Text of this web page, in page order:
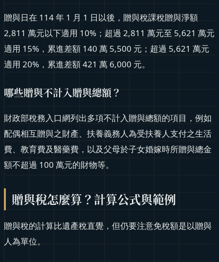
贈與日在 114 年 1 月 1 日以後，贈與稅課稅贈與淨額
2,811 萬元以下適用 10%；超過 2,811 萬元至 5,621 萬元
適用 15%，累進差額 140 萬 5,500 元；超過 5,621 萬元
適用 20%，累進差額 421 萬 6,000 元。
哪些贈與不計入贈與總額？
財政部稅務入口網列出多項不計入贈與總額的項目，例如
配偶相互贈與之財產、扶養義務人為受扶養人支付之生活
費、教育費及醫藥費，以及父母於子女婚嫁時所贈與總金
額不超過 100 萬元的財物等。
贈與稅怎麼算？計算公式與範例
贈與稅的計算比遺產稅直覺，但仍要注意免稅額是以贈與
人為單位。